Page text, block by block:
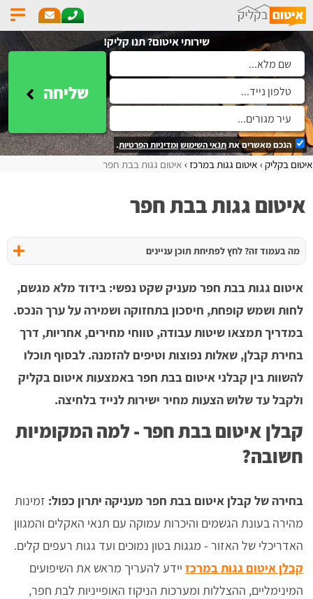
שירותי איטום? תנו קליק!
שליחה
הנכם מאשרים אתתנאי השימושומדיניות הפרטיות.
איטום בקליק איטום גגות במרכז איטום גגות בבת חפר
איטום גגות בבת חפר
מה בעמוד זה? לחץ לפתיחת תוכן עניינים
איטום גגות בבת חפר מעניק שקט נפשי: בידוד מלא מגשם,
לחות ושמש קופחת, חיסכון בתחזוקה ושמירה על ערך הנכס.
במדריך תמצאו שיטות עבודה, טווחי מחירים, אחריות, דרך
בחירת קבלן, שאלות נפוצות וטיפים להזמנה. לבסוף תוכלו
להשוות בין קבלני איטום בבת חפר באמצעות איטום בקליק
ולקבל עד שלוש הצעות מחיר ישירות לנייד בלחיצה.
קבלן איטום בבת חפר - למה המקומיות
חשובה?
בחירה של קבלן איטום בבת חפר מעניקה יתרון כפול: זמינות
מהירה בעונת הגשמים והיכרות עמוקה עם תנאי האקלים והמגוון
האדריכלי של האזור - מגגות בטון נמוכים ועד גגות רעפים קלים.
קבלן איטום גגות במרכז יידע להעריך מראש את השיפועים
המינימליים, ההצללות ומערכות הניקוז האופייניות לבת חפר,